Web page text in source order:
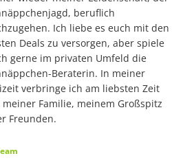
beruflich
Ich liebe es euch mit den
Deals zu versorgen, aber spiele
gerne im privaten Umfeld die
Beraterin. In meiner
verbringe ich am liebsten Zeit
meiner Familie, meinem Großspitz
Freunden.